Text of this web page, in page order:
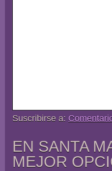
Suscribirse a:
EN SANTA
MEJOR